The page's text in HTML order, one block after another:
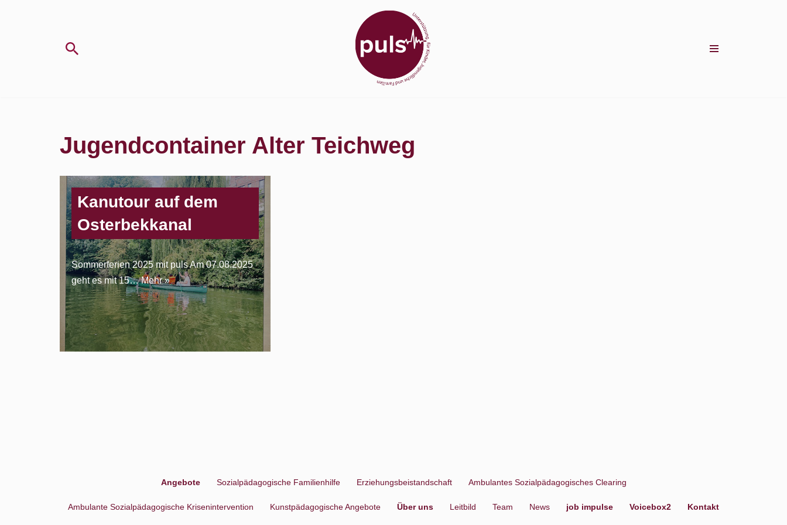
Jugendcontainer Alter Teichweg
Kanutour auf dem
Osterbekkanal
Sommerferien 2025 mit puls Am 07.08.2025
geht es mit 15…Mehr »
Angebote Sozialpädagogische Familienhilfe Erziehungsbeistandschaft Ambulantes Sozialpädagogisches Clearing
Ambulante Sozialpädagogische Krisenintervention Kunstpädagogische Angebote Über uns Leitbild Team News job impulse Voicebox2 Kontakt